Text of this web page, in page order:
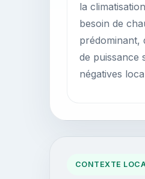
la
besoin de
prédominant,
de puissance
négatives
CONTEXTE